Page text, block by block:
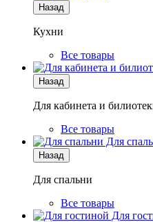
Назад
Кухни
Все товары
Назад
Для кабинета и
Все товары
Для
Назад
Для спальни
Все товары
Для